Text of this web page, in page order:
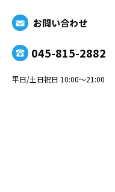
お問い合わせ
045-815-2882
平日/土日祝日 10:00～21:00